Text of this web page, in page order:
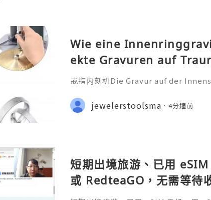
Wie eine
ekte Gravuren auf
戒指内刻机Die Gravur auf der
iche Botschaft, die oft ein Datum,
nderen Satz oder ein Symb
jewelerstoolsma 4分鐘前
短期出境旅游、已用
或 RedteaGO，无需等待
码 + 通话短信”（如打车